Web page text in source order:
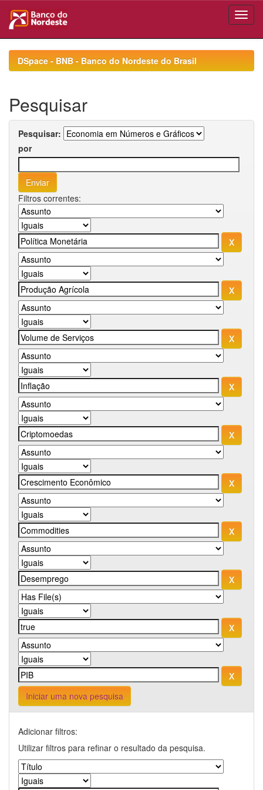
navigationDSpace - BNB - Banco do Nordeste do Brasil
Pesquisar
Pesquisar:
por
Filtros correntes:
Iniciar uma nova pesquisa
Adicionar filtros:
Utilizar filtros para refinar o resultado da pesquisa.